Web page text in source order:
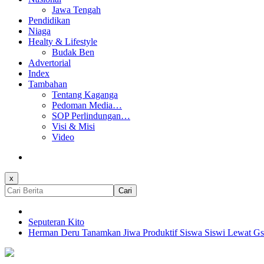
Jawa Tengah
Pendidikan
Niaga
Healty & Lifestyle
Budak Ben
Advertorial
Index
Tambahan
Tentang Kaganga
Pedoman Media…
SOP Perlindungan…
Visi & Misi
Video
x
Cari
Seputeran Kito
Herman Deru Tanamkan Jiwa Produktif Siswa Siswi Lewat